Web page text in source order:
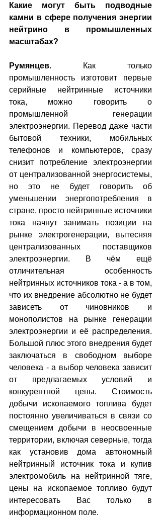
Какие могут быть подводные
камни в сфере получения энергии
нейтрино в промышленных
масштабах?
Румянцев. Как только
промышленность изготовит первые
серийные нейтринные источники
тока, можно говорить о
промышленной генерации
электроэнергии. Перевод даже части
бытовой техники, мобильных
телефонов и компьютеров, сразу
снизит потребление электроэнергии
от централизованной энергосистемы,
но это не будет говорить об
уменьшении энергопотребления в
стране, просто нейтринные источники
тока начнут занимать позиции на
рынке электрогенерации, вытесняя
централизованных поставщиков
электроэнергии. В чём ещё
отличительная особенность
нейтринных источников тока - а в том,
что их внедрение абсолютно не будет
зависеть от чиновников и
монополистов на рынке генерации
электроэнергии и её распределения.
Большой плюс этого внедрения будет
заключаться в свободном выборе
человека - а выбор человека зависит
от предлагаемых условий и
конкурентной цены. Стоимость
добычи ископаемого топлива будет
постоянно увеличиваться в связи со
смещением добычи в неосвоенные
территории, включая северные, тогда
как установив дома автономный
нейтринный источник тока и купив
электромобиль на нейтринной тяге,
цены на ископаемое топливо будут
интересовать Вас только в
информационном поле.